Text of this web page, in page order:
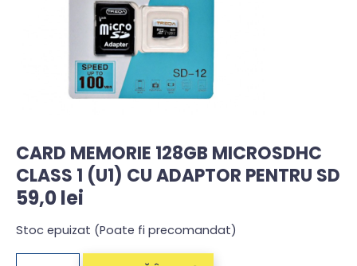
CARD MEMORIE 128GB MICROSDHC
CLASS 1 (U1) CU ADAPTOR PENTRU SD
59,0lei
Stoc epuizat (Poate fi precomandat)